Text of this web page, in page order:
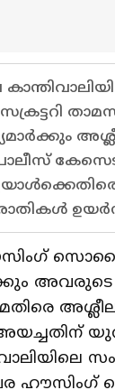
അവരുടെ
ഹൗസിംഗ്